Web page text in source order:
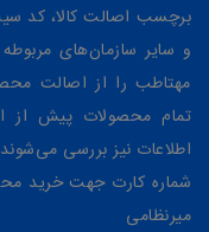
برچسب اصالت کالا، کد
و سایر سازمان‌های
مهتاطب را از اصالت
تمام محصولات پیش از
اطلاعات نیز بررسی
میرنظامی